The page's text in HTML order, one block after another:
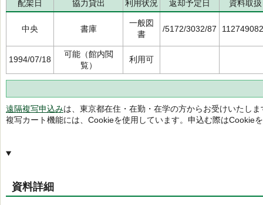
配架日 協力貸出 利用状況 返却予定日 資料取扱
中央 書庫
一般図
書
/5172/3032/87
1994/07/18
可能（館内閲
覧）
利用可
遠隔複写申込みは、東京都在住・在勤・在学の方からお受けいたしま
複写カート機能には、Cookieを使用しています。申込む際はCookie
資料詳細